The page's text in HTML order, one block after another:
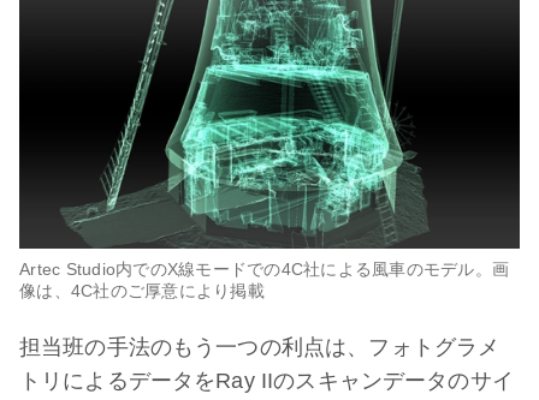
Artec Studio内でのX線モードでの4C社による風車のモデル。画
像は、4C社のご厚意により掲載
担当班の手法のもう一つの利点は、フォトグラメ
トリによるデータをRay IIのスキャンデータのサイ